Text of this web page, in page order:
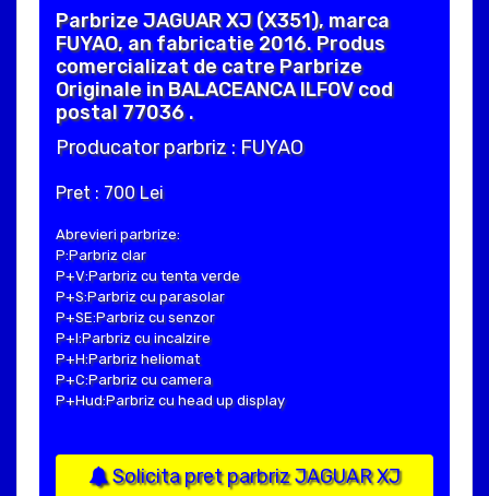
Parbrize JAGUAR XJ (X351), marca
FUYAO, an fabricatie 2016. Produs
comercializat de catre Parbrize
Originale in BALACEANCA ILFOV cod
postal 77036 .
Producator parbriz : FUYAO
Pret : 700 Lei
Abrevieri parbrize:
P:Parbriz clar
P+V:Parbriz cu tenta verde
P+S:Parbriz cu parasolar
P+SE:Parbriz cu senzor
P+I:Parbriz cu incalzire
P+H:Parbriz heliomat
P+C:Parbriz cu camera
P+Hud:Parbriz cu head up display
Solicita pret parbriz JAGUAR XJ